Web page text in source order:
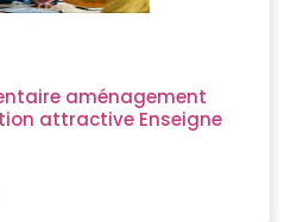
aménagement
attractive Enseigne